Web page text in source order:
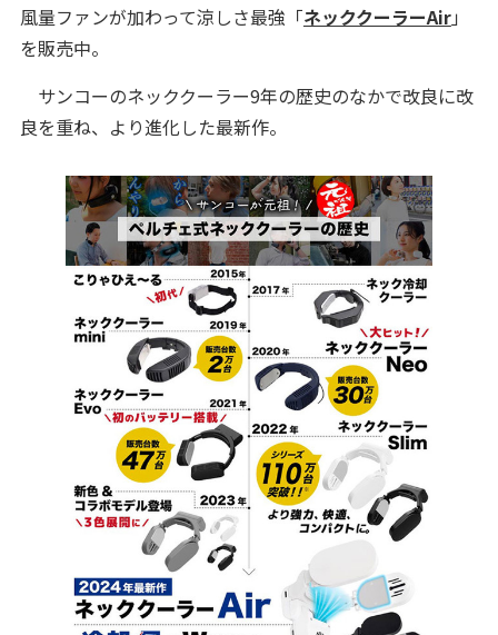
風量ファンが加わって涼しさ最強「ネッククーラーAir」
を販売中。
サンコーのネッククーラー9年の歴史のなかで改良に改
良を重ね、より進化した最新作。